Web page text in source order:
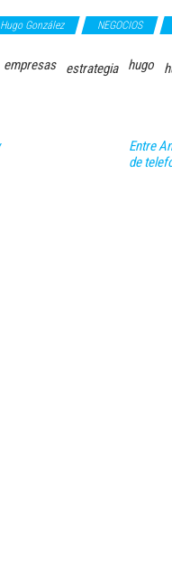
Hugo González NEGOCIOS
empresas estrategia hugo
Entre
de